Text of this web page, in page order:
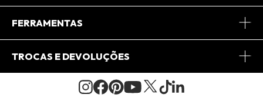
Journal
Central de Relacionamento
FERRAMENTAS
Minha Conta
Pedido de Presente
TROCAS E DEVOLUÇÕES
Condições Gerais